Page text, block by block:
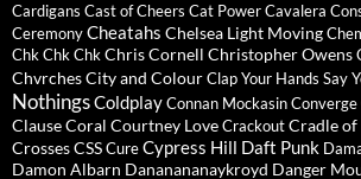
Cardigans Cast of Cheers Cat PowerCavalera
CeremonyCheatahs Chelsea Light Moving
Chk Chk ChkChris Cornell Christopher Owens
ChvrchesCity and ColourClap Your Hands Say
NothingsColdplayConnan MockasinConverge
ClauseCoral Courtney LoveCrackoutCradle
CrossesCSSCureCypress Hill Daft Punk
Damon Albarn Dananananaykroyd Danger